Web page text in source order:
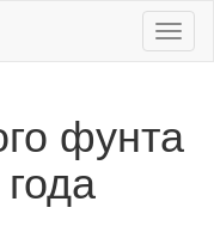
Меню
фунта